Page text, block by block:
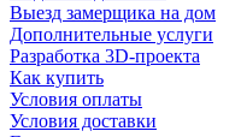
Выезд замерщика на дом
Дополнительные услуги
Разработка 3D-проекта
Как купить
Условия оплаты
Условия доставки